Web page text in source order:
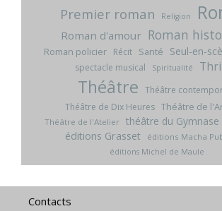
Premier roman Religion
Roman d'amour Roman
Roman policier Récit Santé Seul-en-
spectacle musical
Spiritualité
Théâtre Théâtre
Théâtre de Dix Heures Théâtre de
Théâtre de l'Atelier théâtre du
éditions Grasset
éditions Macha
éditions Michel de Maule
Contacts